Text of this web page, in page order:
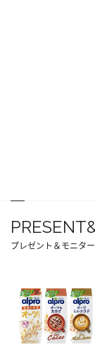
プレゼント＆モニター